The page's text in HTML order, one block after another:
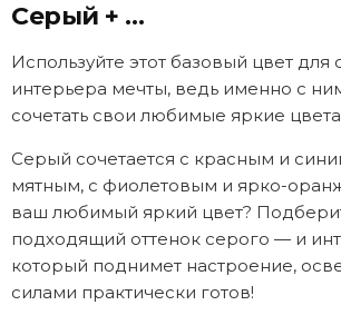
Серый + …
Используйте этот базовый цвет для
интерьера мечты, ведь именно с
сочетать свои любимые яркие
Серый сочетается с красным и
мятным, с фиолетовым и ярко-
ваш любимый яркий цвет?
подходящий оттенок серого — и
который поднимет настроение,
силами практически готов!